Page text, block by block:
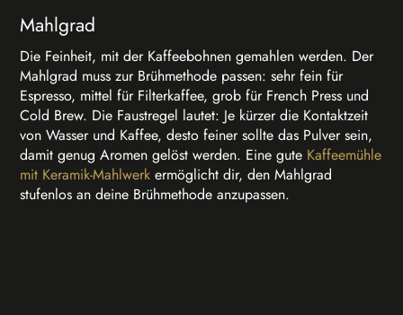
Mahlgrad
Die Feinheit, mit der Kaffeebohnen gemahlen werden. Der
Mahlgrad muss zur Brühmethode passen: sehr fein für
Espresso, mittel für Filterkaffee, grob für French Press und
Cold Brew. Die Faustregel lautet: Je kürzer die Kontaktzeit
von Wasser und Kaffee, desto feiner sollte das Pulver sein,
damit genug Aromen gelöst werden. Eine gute Kaffeemühle
mit Keramik-Mahlwerk ermöglicht dir, den Mahlgrad
stufenlos an deine Brühmethode anzupassen.